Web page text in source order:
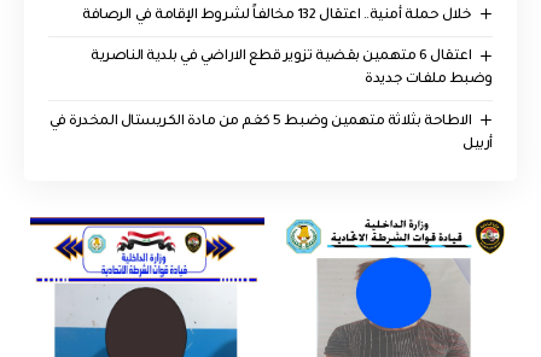
خلال حملة أمنية.. اعتقال 132 مخالفاً لشروط الإقامة في الرصافة
اعتقال 6 متهمين بقضية تزوير قطع الاراضي في بلدية الناصرية
وضبط ملفات جديدة
الاطاحة بثلاثة متهمين وضبط 5 كغم من مادة الكريستال المخدرة ​في
أربيل